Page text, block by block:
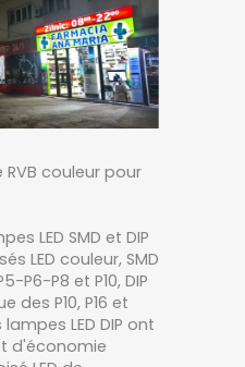
RVB couleur pour
LED SMD et DIP
LED couleur, SMD
P6-P8 et P10, DIP
des P10, P16 et
LED DIP ont
d'économie